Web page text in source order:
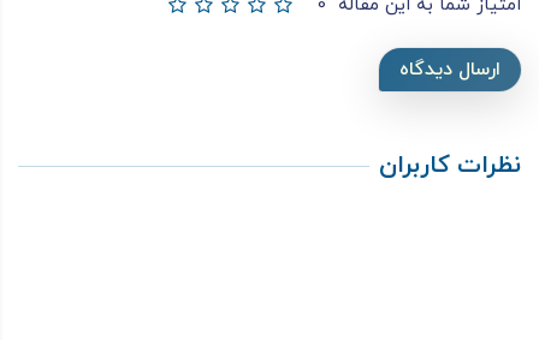
امتیاز شما به این مقاله 0
ارسال دیدگاه
نظرات کاربران